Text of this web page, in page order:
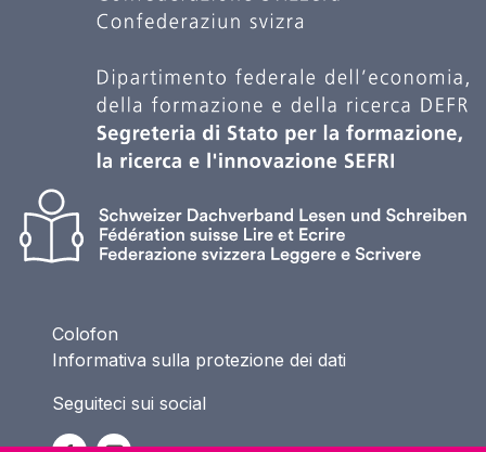
Colofon
Informativa sulla protezione dei dati
Seguiteci sui social